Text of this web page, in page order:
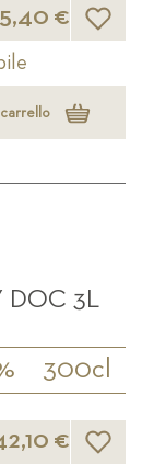
€ Lista
DOC 3L
300cl
€ Lista